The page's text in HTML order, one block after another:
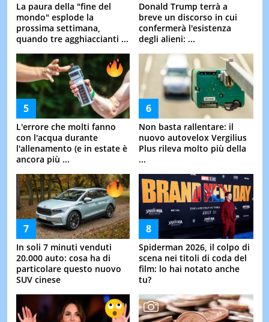
La paura della "fine del
mondo" esplode la
prossima settimana,
quando tre agghiaccianti ...
Donald Trump terrà a
breve un discorso in cui
confermerà l'esistenza
degli alieni: ...
L'errore che molti fanno
con l'acqua durante
l'allenamento (e in estate è
ancora più ...
Non basta rallentare: il
nuovo autovelox Vergilius
Plus rileva molto più della
...
In soli 7 minuti venduti
20.000 auto: cosa ha di
particolare questo nuovo
SUV cinese
Spiderman 2026, il colpo di
scena nei titoli di coda del
film: lo hai notato anche
tu?